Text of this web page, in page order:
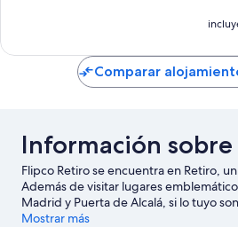
Comparar
Información sobre
Flipco Retiro se encuentra en Retiro,
Además de visitar lugares
Madrid y Puerta de Alcalá, si lo tuyo
pasar por Gran Vía y Mercado de San
Mostrar más